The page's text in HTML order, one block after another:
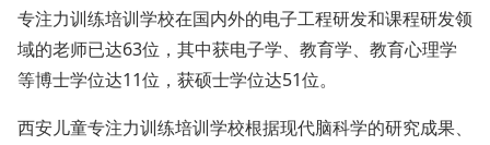
专注力训练培训学校在国内外的电子工程研发和课程研发领
域的老师已达63位，其中获电子学、教育学、教育心理学
等博士学位达11位，获硕士学位达51位。
西安儿童专注力训练培训学校根据现代脑科学的研究成果、